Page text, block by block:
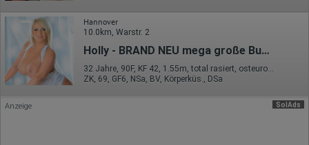
Hannover
10.0km, Warstr. 2
Holly - BRAND NEU mega große Busen/natur
ZK, 69, GF6, NSa, BV, Körperküs., DSa
SolAds
Anzeige